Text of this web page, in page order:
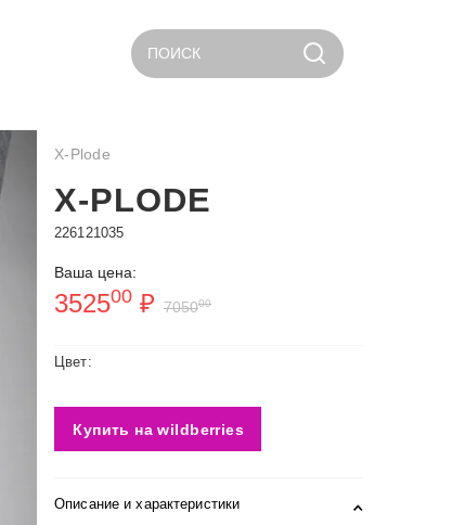
ПОИСК
X-Plode
X-PLODE
226121035
Ваша цена:
352500 ₽ 705000
Цвет:
Купить на wildberries
Описание и характеристики